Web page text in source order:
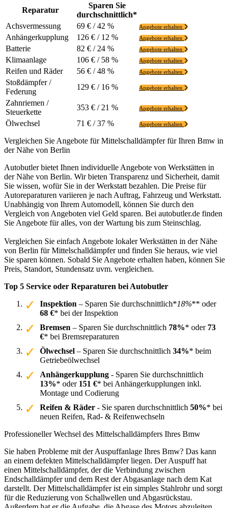
Reparatur
Sparen Sie
durchschnittlich*
Achsvermessung
69 € / 42 % Angebote erhalten
Anhängerkupplung 126 € / 12 % Angebote erhalten
Batterie 82 € / 24 % Angebote erhalten
Klimaanlage 106 € / 58 % Angebote erhalten
Reifen und Räder 56 € / 48 % Angebote erhalten
Stoßdämpfer /
Federung
129 € / 16 % Angebote erhalten
Zahnriemen /
Steuerkette
353 € / 21 % Angebote erhalten
Ölwechsel 71 € / 37 % Angebote erhalten
Vergleichen Sie Angebote für Mittelschalldämpfer für Ihren Bmw in
der Nähe von Berlin
Autobutler bietet Ihnen individuelle Angebote von Werkstätten in
der Nähe von Berlin. Wir bieten Transparenz und Sicherheit, damit
Sie wissen, wofür Sie in der Werkstatt bezahlen. Die Preise für
Autoreparaturen variieren je nach Auftrag, Fahrzeug und Werkstatt.
Unabhängig von Ihrem Automodell, können Sie durch den
Vergleich von Angeboten viel Geld sparen. Bei autobutler.de finden
Sie Angebote für alles, von der Wartung bis zum Steinschlag.
Vergleichen Sie einfach Angebote lokaler Werkstätten in der Nähe
von Berlin für Mittelschalldämpfer und finden Sie heraus, wie viel
Sie sparen können. Sobald Sie Angebote erhalten haben, können Sie
Preis, Standort, Stundensatz uvm. vergleichen.
Top 5 Service oder Reparaturen bei Autobutler
Inspektion – Sparen Sie durchschnittlich*18%** oder
68 €* bei der Inspektion
Bremsen – Sparen Sie durchschnittlich 78%* oder 73
€* bei Bremsreparaturen
Ölwechsel – Sparen Sie durchschnittlich 34%* beim
Getriebeölwechsel
Anhängerkupplung - Sparen Sie durchschnittlich
13%* oder 151 €* bei Anhängerkupplungen inkl.
Montage und Codierung
Reifen & Räder - Sie sparen durchschnittlich 50%* bei
neuen Reifen, Rad- & Reifenwechseln
Professioneller Wechsel des Mittelschalldämpfers Ihres Bmw
Sie haben Probleme mit der Auspuffanlage Ihres Bmw? Das kann
an einem defekten Mittelschalldämpfer liegen. Der Auspuff hat
einen Mittelschalldämpfer, der die Verbindung zwischen
Endschalldämpfer und dem Rest der Abgasanlage nach dem Kat
darstellt. Der Mittelschalldämpfer ist ein simples Stahlrohr und sorgt
für die Reduzierung von Schallwellen und Abgasrückstau.